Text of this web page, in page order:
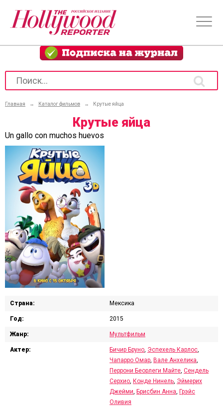
Главная → Каталог фильмов → Крутые яйца
Крутые яйца
Un gallo con muchos huevos
Страна: Мексика
Год: 2015
Жанр: Мультфильм
Актер: Бичир Бруно, Эспехель Карлос,
Чапарро Омар, Вале Анхелика,
Перрони Беорлеги Майте, Сендель
Серхио, Конде Нинель, Эймерих
Джейми, Брисбин Анна, Грэйс
Оливия